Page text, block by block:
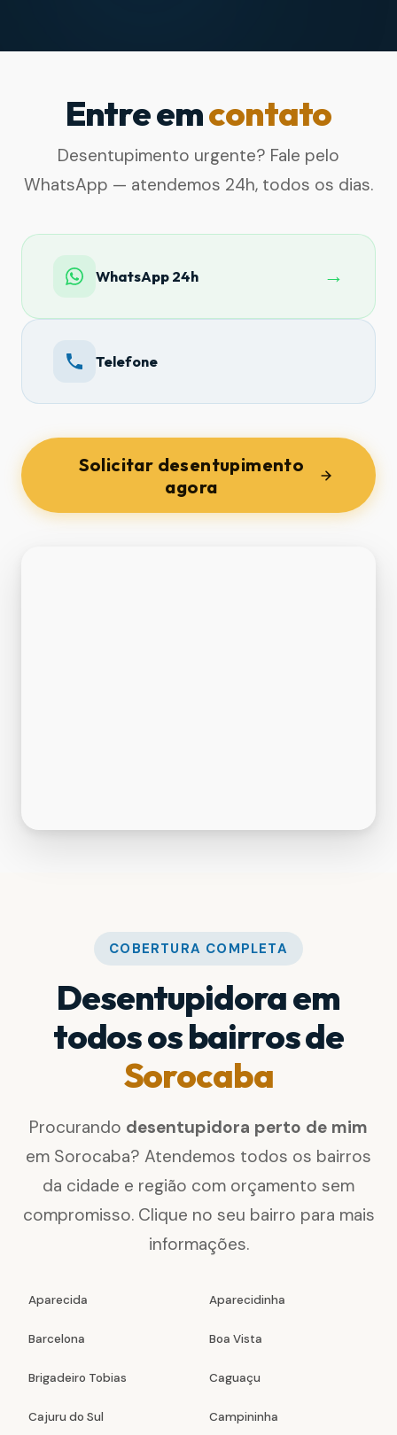
Entre emcontato
Desentupimento urgente? Fale pelo
WhatsApp — atendemos 24h, todos os dias.
WhatsApp 24h →
Telefone
Solicitar desentupimento
agora
COBERTURA COMPLETA
Desentupidora em
todos os bairros de
Sorocaba
Procurando desentupidora perto de mim
em Sorocaba? Atendemos todos os bairros
da cidade e região com orçamento sem
compromisso. Clique no seu bairro para mais
informações.
Aparecida Aparecidinha
Barcelona Boa Vista
Brigadeiro Tobias Caguaçu
Cajuru do Sul Campininha